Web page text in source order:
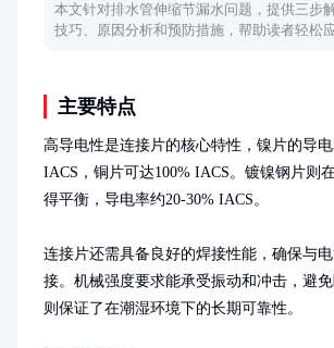
本文针对排水管伸缩节漏水问题，提供三步
技巧、原因分析和预防措施，帮助读者轻松
主要特点
高导电性是连接片的核心特性，镍片的导
IACS，铜片可达100% IACS。镀镍钢片则
得平衡，导电率约20-30% IACS。
连接片还需具备良好的焊接性能，确保与
接。机械强度要求能承受振动和冲击，避
则保证了在潮湿环境下的长期可靠性。